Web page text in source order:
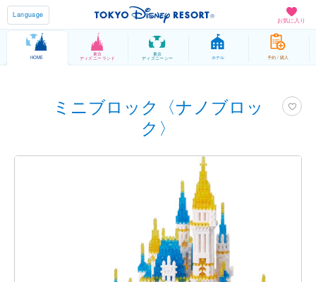
お気に入り
Language
HOME
東京
ディズニーランド
東京
ディズニーシー ホテル 予約 / 購入
ミニブロック〈ナノブロッ
ク〉